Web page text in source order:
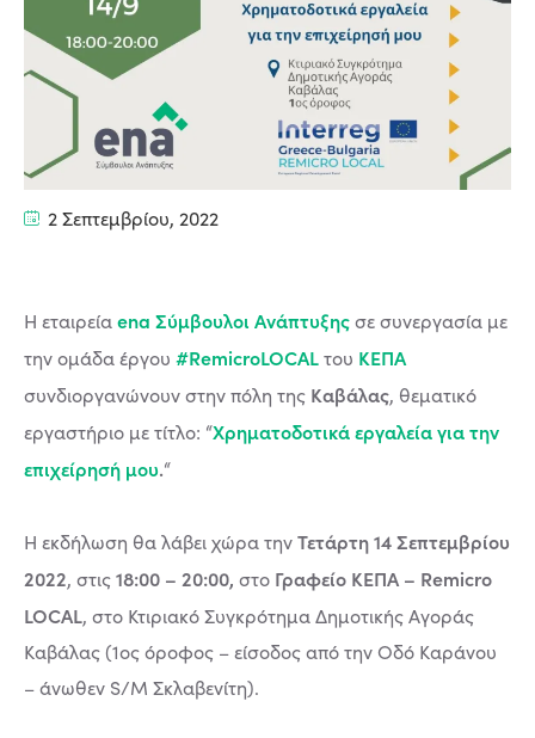
2 Σεπτεμβρίου, 2022
Η εταιρείαena Σύμβουλοι Ανάπτυξηςσε συνεργασία με
την ομάδα έργου #RemicroLOCALτου ΚΕΠΑ
συνδιοργανώνουν στην πόλη της Καβάλας, θεματικό
εργαστήριο με τίτλο: “Χρηματοδοτικά εργαλεία για την
επιχείρησή μου.“
Η εκδήλωση θα λάβει χώρα τηνΤετάρτη 14 Σεπτεμβρίου
2022, στις18:00 – 20:00, στο Γραφείο ΚΕΠΑ – Remicro
LOCAL, στο Κτιριακό Συγκρότημα Δημοτικής Αγοράς
Καβάλας (1ος όροφος – είσοδος από την Οδό Καράνου
– άνωθεν S/M Σκλαβενίτη).